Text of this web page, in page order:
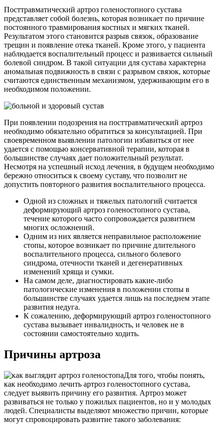
Посттравматический артроз голеностопного сустава
представляет собой болезнь, которая возникает по причине
постоянного травмирования костных и мягких тканей.
Результатом этого становится разрыв связок, образование
трещин и появление отека тканей. Кроме этого, у пациента
наблюдается воспалительный процесс и развивается сильный
болевой синдром. В такой ситуации для сустава характерна
аномальная подвижность в связи с разрывом связок, которые
считаются единственным механизмом, удерживающим его в
необходимом положении.
При появлении подозрения на посттравматический артроз
необходимо обязательно обратиться за консультацией. При
своевременном выявлении патологии избавиться от нее
удается с помощью консервативной терапии, которая в
большинстве случаях дает положительный результат.
Несмотря на успешный исход лечения, в будущем необходимо
бережно относиться к своему суставу, что позволит не
допустить повторного развития воспалительного процесса.
Одной из сложных и тяжелых патологий считается
деформирующий артроз голеностопного сустава,
течение которого часто сопровождается развитием
многих осложнений.
Одним из них является неправильное расположение
стопы, которое возникает по причине длительного
воспалительного процесса, сильного болевого
синдрома, отечности тканей и дегенеративных
изменений хряща и сумки.
На самом деле, диагностировать какие-либо
патологические изменения в положении стопы в
большинстве случаях удается лишь на последнем этапе
развития недуга.
К сожалению, деформирующий артроз голеностопного
сустава вызывает инвалидность, и человек не в
состоянии самостоятельно ходить.
Причины артроза
Для того, чтобы понять,
как необходимо лечить артроз голеностопного сустава,
следует выявить причину его развития. Артроз может
развиваться не только у пожилых пациентов, но и у молодых
людей. Специалисты выделяют множество причин, которые
могут спровоцировать развитие такого заболевания: